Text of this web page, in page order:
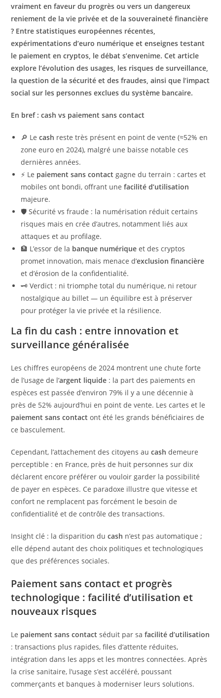
vraiment en faveur du progrès ou vers un dangereux
reniement de lavie privée et de la souveraineté financière
? Entre statistiques européennes récentes,
expérimentations d’euro numérique et enseignes testant
le paiement en cryptos, le débat s’envenime. Cet article
explore l’évolution des usages, les risques desurveillance,
la question de lasécurité et des fraudes, ainsi que l’impact
social sur les personnes exclues du système bancaire.
En bref : cash vs paiement sans contact
🔎 Lecash reste très présent en point de vente (≈52% en
zone euro en 2024), malgré une baisse notable ces
dernières années.
⚡ Le paiement sans contact gagne du terrain : cartes et
mobiles ont bondi, offrant unefacilité d’utilisation
majeure.
🛡️ Sécurité vs fraude : la numérisation réduit certains
risques mais en crée d’autres, notamment liés aux
attaques et au profilage.
🏦 L’essor de la banque numérique et des cryptos
promet innovation, mais menace d’exclusion financière
et d’érosion de la confidentialité.
🗝️ Verdict : ni triomphe total du numérique, ni retour
nostalgique au billet — un équilibre est à préserver
pour protéger la vie privée et la résilience.
La fin du cash : entre innovation et
surveillance généralisée
Les chiffres européens de 2024 montrent une chute forte
de l’usage de l’argent liquide : la part des paiements en
espèces est passée d’environ 79% il y a une décennie à
près de 52% aujourd’hui en point de vente. Les cartes et le
paiement sans contact ont été les grands bénéficiaires de
ce basculement.
Cependant, l’attachement des citoyens aucash demeure
perceptible : en France, près de huit personnes sur dix
déclarent encore préférer ou vouloir garder la possibilité
de payer en espèces. Ce paradoxe illustre que vitesse et
confort ne remplacent pas forcément le besoin de
confidentialité et de contrôle des transactions.
Insight clé : la disparition ducash n’est pas automatique ;
elle dépend autant des choix politiques et technologiques
que des préférences sociales.
Paiement sans contact et progrès
technologique : facilité d’utilisation et
nouveaux risques
Le paiement sans contact séduit par safacilité d’utilisation
: transactions plus rapides, files d’attente réduites,
intégration dans les apps et les montres connectées. Après
la crise sanitaire, l’usage s’est accéléré, poussant
commerçants et banques à moderniser leurs solutions.